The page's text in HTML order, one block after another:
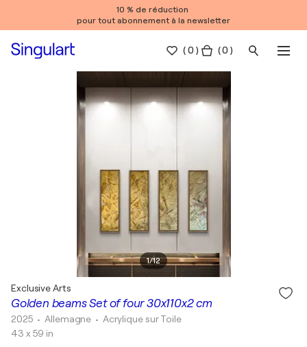
10 % de réduction
pour tout abonnement à la newsletter
(0 ) ( 0 )
1/12
Golden beams Set of four 30x110x2 cm
Exclusive Arts
2025 • Allemagne • Acrylique sur Toile
43 x 59 in